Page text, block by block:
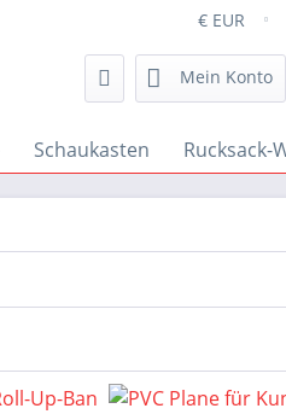
Mein Konto
Schaukasten Rucksack-